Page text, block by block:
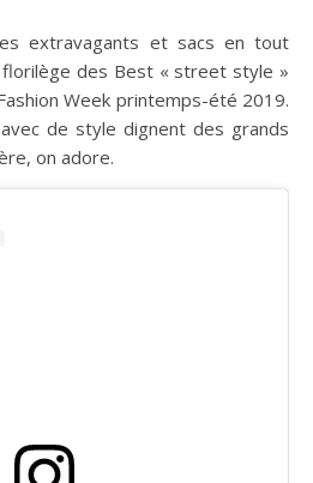
extravagants et sacs en tout
des Best « street style »
Week printemps-été 2019.
de style dignent des grands
on adore.